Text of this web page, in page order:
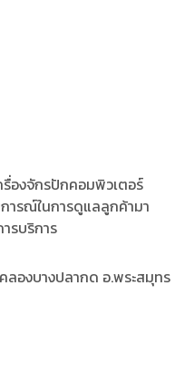
รื่องจักรปักคอมพิวเตอร์
ารณ์ในการดูแลลูกค้ามา
รบริการ
ลองบางปลากด อ.พระสมุทร